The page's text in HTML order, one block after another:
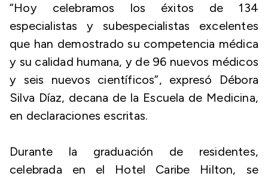
“Hoy celebramos los éxitos de 134
especialistas y subespecialistas excelentes
que han demostrado su competencia médica
y su calidad humana, y de 96 nuevos médicos
y seis nuevos científicos”, expresó Débora
Silva Díaz, decana de la Escuela de Medicina,
en declaraciones escritas.
Durante la graduación de residentes,
celebrada en el Hotel Caribe Hilton, se